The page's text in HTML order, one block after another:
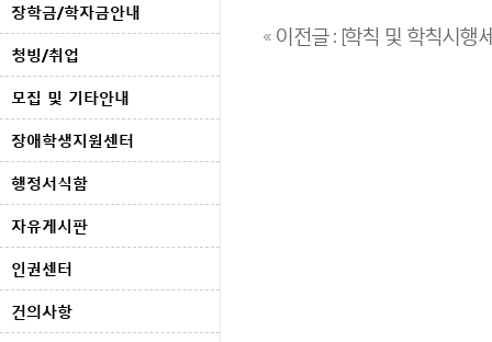
장학금/학자금안내
청빙/취업
모집 및 기타안내
장애학생지원센터
행정서식함
자유게시판
인권센터
건의사항
« 이전글 : [학칙 및 학칙시행